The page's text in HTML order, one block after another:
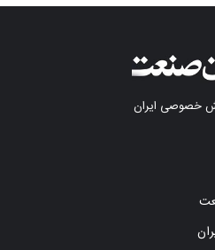
خصوصی ایران